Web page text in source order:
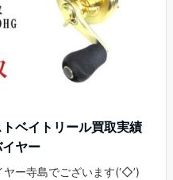
ベイトリール買取実績
ヤー
ー寺島でございます(‘◇’)ゞ